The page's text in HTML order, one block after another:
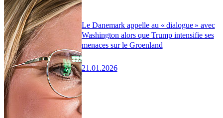
Le Danemark appelle au « dialogue » avec
Washington alors que Trump intensifie ses
menaces sur le Groenland
21.01.2026